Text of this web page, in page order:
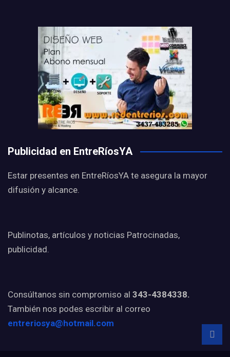
Publicidad en EntreRíosYA
Estar presentes en EntreRíosYA te asegura la mayor
difusión y alcance.
Publinotas, artículos y noticias Patrocinadas,
publicidad.
Consúltanos sin compromiso al 343-4384338.
También nos podes escribir al correo
entreriosya@hotmail.com